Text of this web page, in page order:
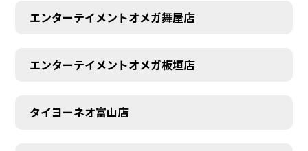
エンターテイメントオメガ舞屋店
エンターテイメントオメガ板垣店
タイヨーネオ富山店